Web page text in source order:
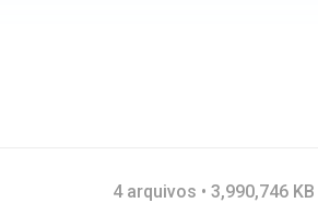
4 arquivos • 3,990,746 KB